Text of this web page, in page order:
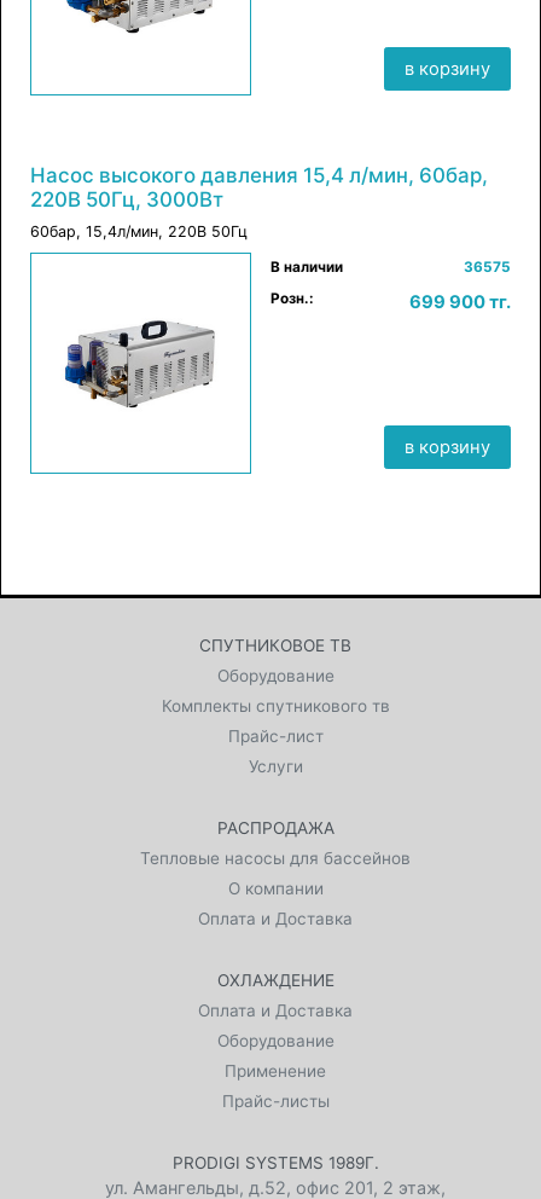
в корзину
Насос высокого давления 15,4 л/мин, 60бар,
220В 50Гц, 3000Вт
60бар, 15,4л/мин, 220В 50Гц
В наличии
36575
Розн.:
699 900 тг.
в корзину
в корзину
СПУТНИКОВОЕ ТВ
Оборудование
Комплекты спутникового тв
Прайс-лист
Услуги
РАСПРОДАЖА
Тепловые насосы для бассейнов
О компании
Оплата и Доставка
ОХЛАЖДЕНИЕ
Оплата и Доставка
Оборудование
Применение
Прайс-листы
PRODIGI SYSTEMS 1989Г.
ул. Амангельды, д.52, офис 201, 2 этаж,